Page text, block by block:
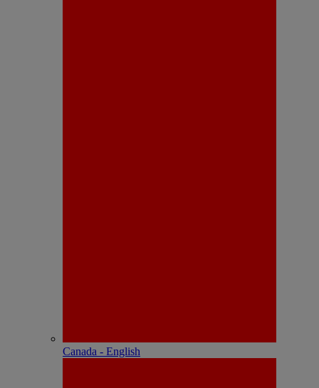
Canada - English